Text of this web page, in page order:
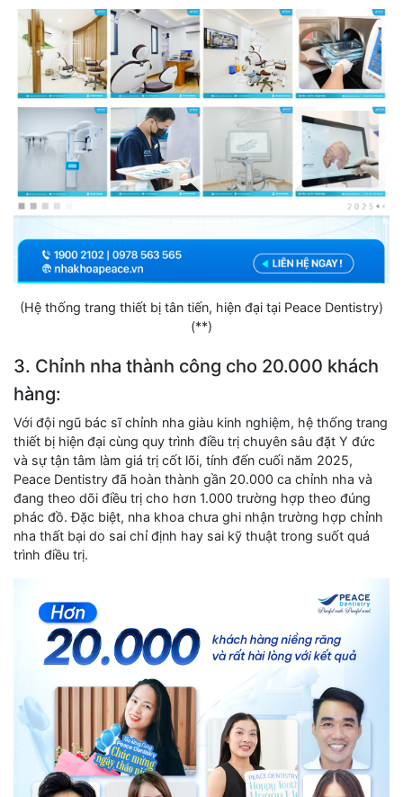
(Hệ thống trang thiết bị tân tiến, hiện đại tại Peace Dentistry)
(**)
3. Chỉnh nha thành công cho 20.000 khách
hàng:
Với đội ngũ bác sĩ chỉnh nha giàu kinh nghiệm, hệ thống trang
thiết bị hiện đại cùng quy trình điều trị chuyên sâu đặt Y đức
và sự tận tâm làm giá trị cốt lõi, tính đến cuối năm 2025,
Peace Dentistry đã hoàn thành gần 20.000 ca chỉnh nha và
đang theo dõi điều trị cho hơn 1.000 trường hợp theo đúng
phác đồ. Đặc biệt, nha khoa chưa ghi nhận trường hợp chỉnh
nha thất bại do sai chỉ định hay sai kỹ thuật trong suốt quá
trình điều trị.